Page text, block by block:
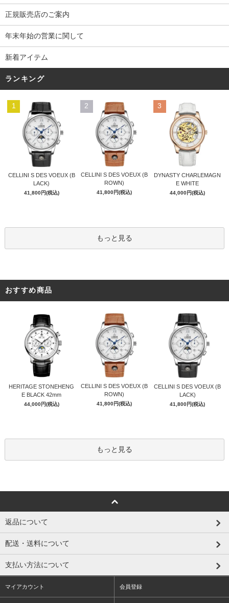
正規販売店のご案内
年末年始の営業に関して
新着アイテム
ランキング
1
CELLINI S DES VOEUX (B
LACK)
41,800円(税込)
2
CELLINI S DES VOEUX (B
ROWN)
41,800円(税込)
3
DYNASTY CHARLEMAGN
E WHITE
44,000円(税込)
もっと見る
おすすめ商品
HERITAGE STONEHENG
E BLACK 42mm
44,000円(税込)
CELLINI S DES VOEUX (B
ROWN)
41,800円(税込)
CELLINI S DES VOEUX (B
LACK)
41,800円(税込)
もっと見る
返品について
配送・送料について
支払い方法について
マイアカウント 会員登録